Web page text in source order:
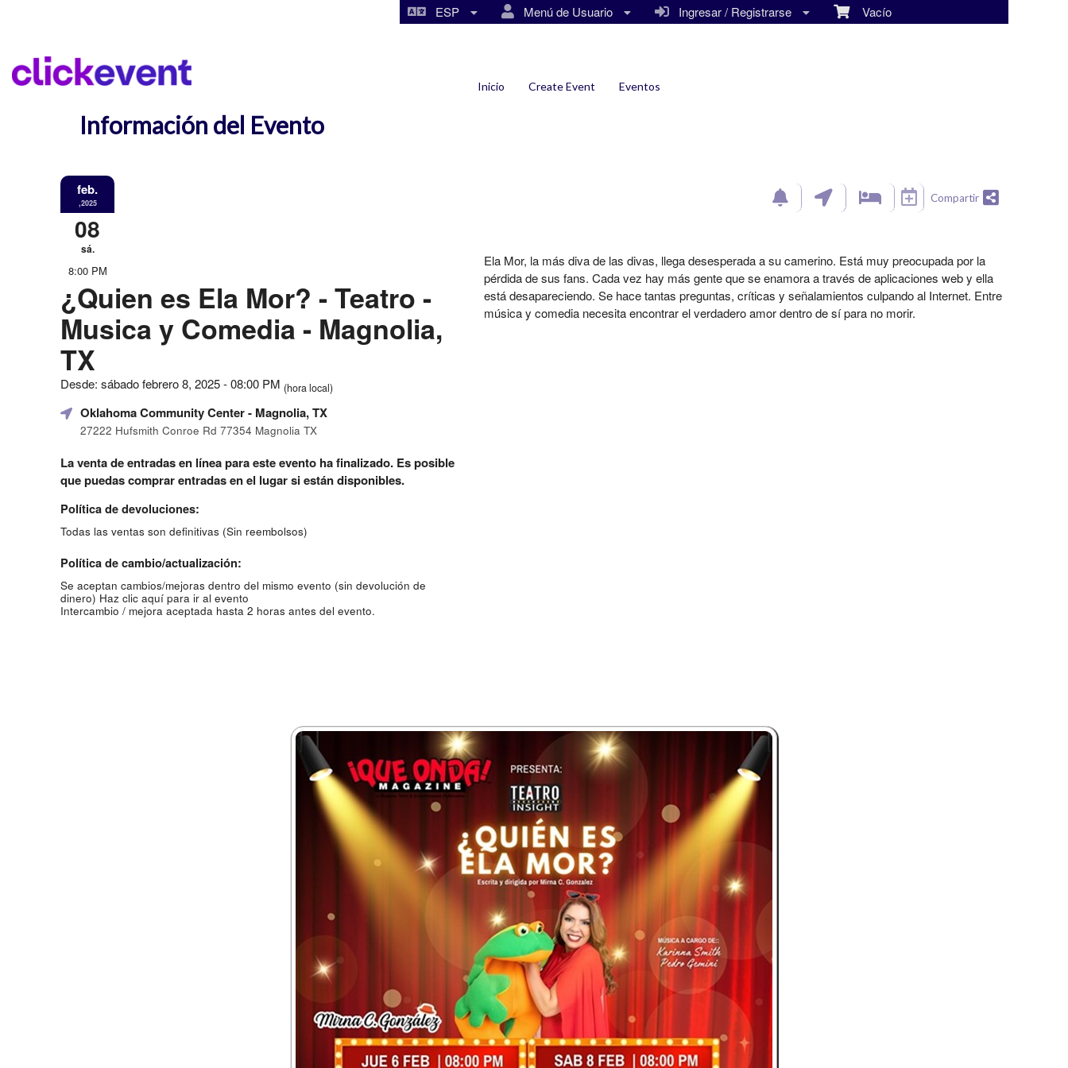
Vacío
Ingresar / Registrarse
Menú de Usuario
ESP
Inicio Create Event Eventos
Información del Evento
feb.
,2025
08
sá.
8:00 PM
¿Quien es Ela Mor? - Teatro -
Musica y Comedia - Magnolia,
TX
Desde: sábado febrero 8, 2025 - 08:00 PM (hora local)
Oklahoma Community Center- Magnolia, TX
27222 Hufsmith Conroe Rd 77354 Magnolia TX
La venta de entradas en línea para este evento ha finalizado. Es posible
que puedas comprar entradas en el lugar si están disponibles.
Política de devoluciones:
Todas las ventas son definitivas (Sin reembolsos)
Política de cambio/actualización:
Se aceptan cambios/mejoras dentro del mismo evento (sin devolución de
dinero) Haz clic aquí para ir al evento
Intercambio / mejora aceptada hasta 2 horas antes del evento.
Compartir
Ela Mor, la más diva de las divas, llega desesperada a su camerino. Está muy preocupada por la
pérdida de sus fans. Cada vez hay más gente que se enamora a través de aplicaciones web y ella
está desapareciendo. Se hace tantas preguntas, críticas y señalamientos culpando al Internet. Entre
música y comedia necesita encontrar el verdadero amor dentro de sí para no morir.